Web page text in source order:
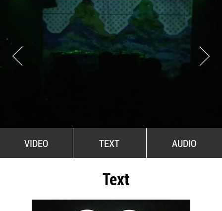
anului la MACAZ
CinePOLSKA – filme poloneze la
București
PEOPLE OF ROMANIA se lansează la
galeria Simeza
All Stars For Outernational
VIDEO TEXT AUDIO
Text